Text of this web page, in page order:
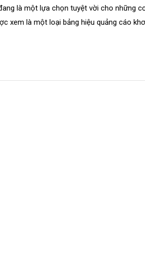
là một lựa chọn tuyệt vời cho những
xem là một loại bảng hiệu quảng cáo